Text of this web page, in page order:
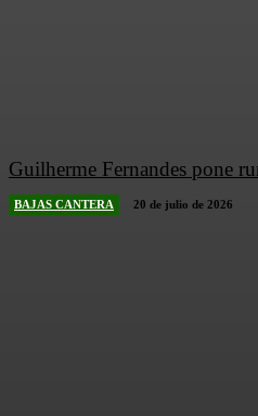
Guilherme Fernandes pone
BAJAS CANTERA 20 de julio de 2026